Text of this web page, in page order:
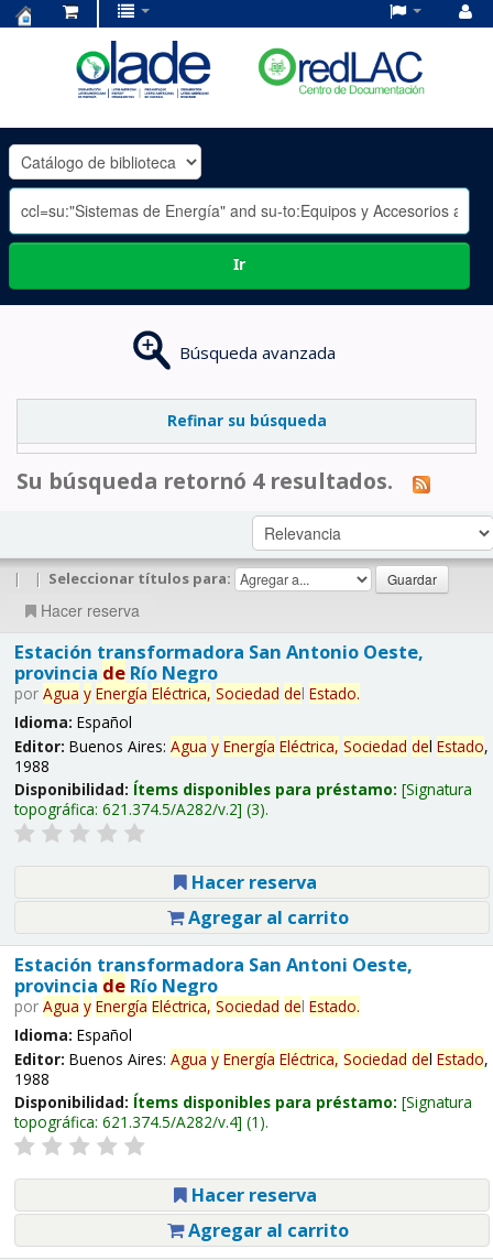
OLADE
-
Ir
Búsqueda avanzada
Refinar su búsqueda
Su búsqueda retornó 4 resultados.
| | Seleccionar títulos para:
Hacer reserva
Estación transformadora San Antonio Oeste,
provincia deRío Negro
por Agua y Energía Eléctrica, Sociedad del Estado.
Idioma: Español
Editor: Buenos Aires: Agua y Energía Eléctrica, Sociedad del Estado,
1988
Disponibilidad: Ítems disponibles para préstamo: Signatura
topográfica: 621.374.5/A282/v.2 (3).
Hacer reserva
Agregar al carrito
Estación transformadora San Antoni Oeste,
provincia deRío Negro
por Agua y Energía Eléctrica, Sociedad del Estado.
Idioma: Español
Editor: Buenos Aires: Agua y Energía Eléctrica, Sociedad del Estado,
1988
Disponibilidad: Ítems disponibles para préstamo: Signatura
topográfica: 621.374.5/A282/v.4 (1).
Hacer reserva
Agregar al carrito